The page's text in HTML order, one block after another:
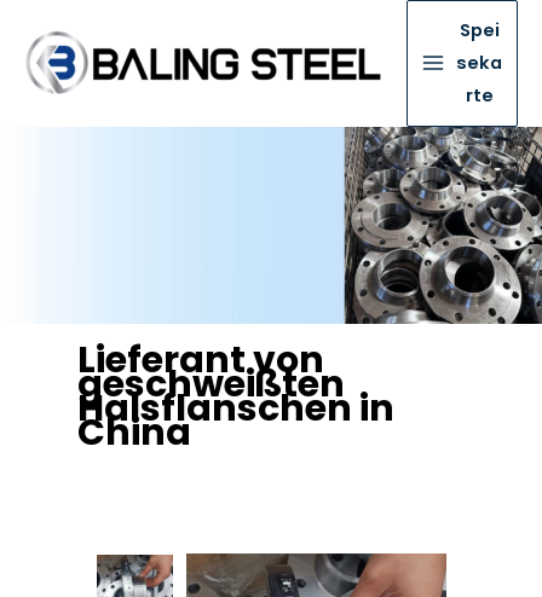
Spei
seka
rte
Lieferant von
geschweißten
Halsflanschen in
China